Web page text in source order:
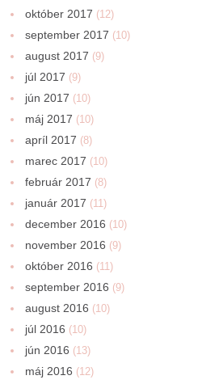
október 2017 (12)
september 2017 (10)
august 2017 (9)
júl 2017 (9)
jún 2017 (10)
máj 2017 (10)
apríl 2017 (8)
marec 2017 (10)
február 2017 (8)
január 2017 (11)
december 2016 (10)
november 2016 (9)
október 2016 (11)
september 2016 (9)
august 2016 (10)
júl 2016 (10)
jún 2016 (13)
máj 2016 (12)